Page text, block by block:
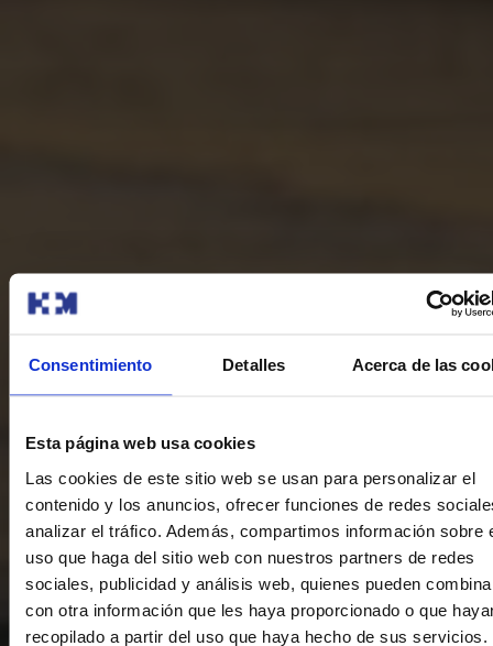
Consentimiento Detalles Acerca de las
Esta página web usa cookies
Las cookies de este sitio web se usan para personalizar el
contenido y los anuncios, ofrecer funciones de redes
analizar el tráfico. Además, compartimos información sobre
uso que haga del sitio web con nuestros partners de redes
sociales, publicidad y análisis web, quienes pueden
con otra información que les haya proporcionado o que
recopilado a partir del uso que haya hecho de sus servicios.